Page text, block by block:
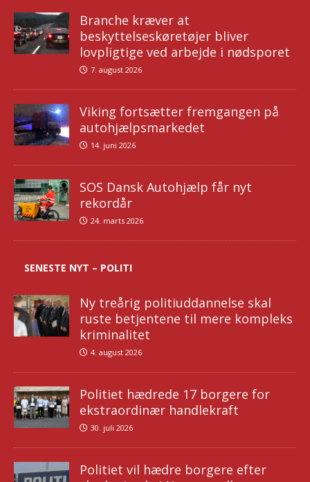
Branche kræver at
beskyttelseskøretøjer bliver
lovpligtige ved arbejde i nødsporet
7. august 2026
Viking fortsætter fremgangen på
autohjælpsmarkedet
14. juni 2026
SOS Dansk Autohjælp får nyt
rekordår
24. marts 2026
SENESTE NYT – POLITI
Ny treårig politiuddannelse skal
ruste betjentene til mere kompleks
kriminalitet
4. august 2026
Politiet hædrede 17 borgere for
ekstraordinær handlekraft
30. juli 2026
Politiet vil hædre borgere efter